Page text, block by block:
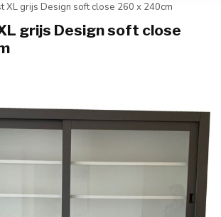
XL grijs Design soft close 260 x 240cm
grijs Design soft close